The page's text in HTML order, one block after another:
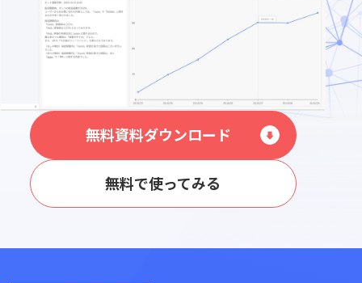
無料資料ダウンロード
無料で使ってみる